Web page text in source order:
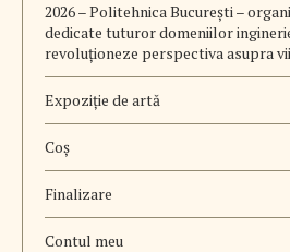
2026 – Politehnica București –
dedicate tuturor domeniilor
revoluționeze perspectiva asupra
Expoziție de artă
Coș
Finalizare
Contul meu